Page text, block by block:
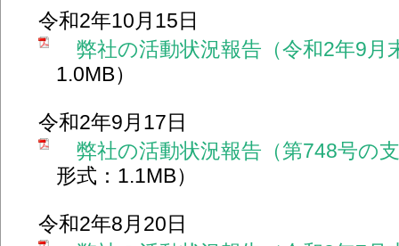
令和2年10月15日
弊社の活動状況報告（令和2年9月
1.0MB）
令和2年9月17日
弊社の活動状況報告（第748号の
形式：1.1MB）
令和2年8月20日